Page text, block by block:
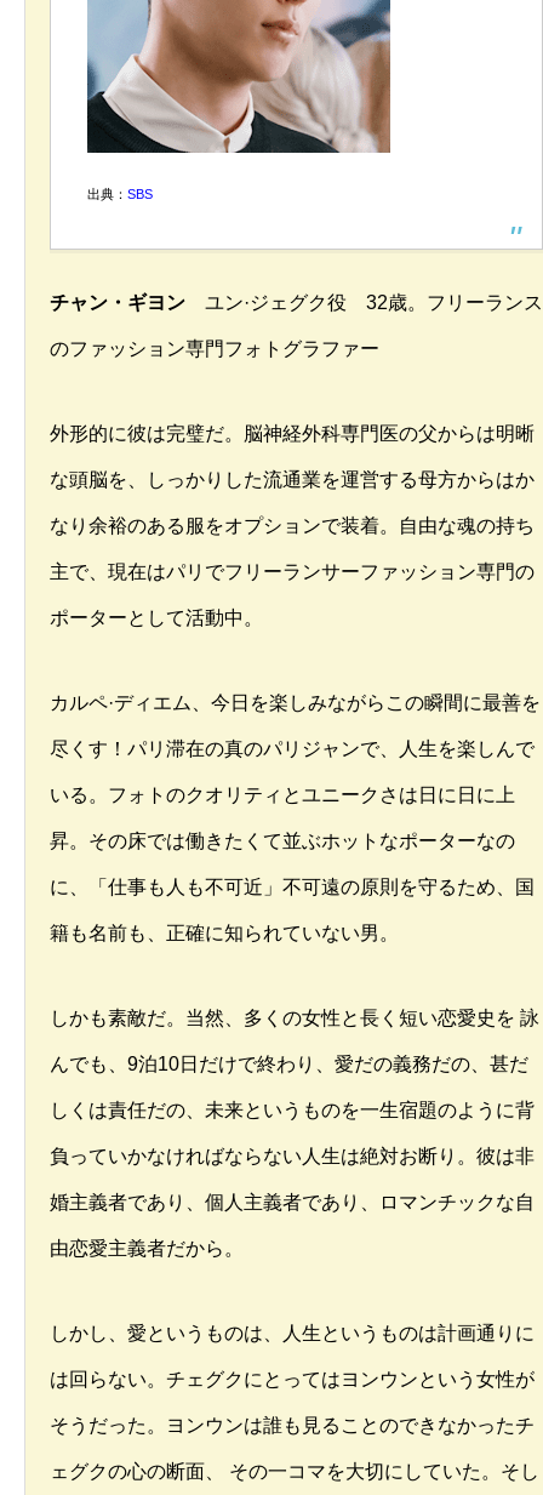
出典： SBS
チャン・ギヨン ユン·ジェグク役 32歳。フリーランス
のファッション専門フォトグラファー
外形的に彼は完璧だ。脳神経外科専門医の父からは明晰
な頭脳を、しっかりした流通業を運営する母方からはか
なり余裕のある服をオプションで装着。自由な魂の持ち
主で、現在はパリでフリーランサーファッション専門の
ポーターとして活動中。
カルペ·ディエム、今日を楽しみながらこの瞬間に最善を
尽くす！パリ滞在の真のパリジャンで、人生を楽しんで
いる。フォトのクオリティとユニークさは日に日に上
昇。その床では働きたくて並ぶホットなポーターなの
に、「仕事も人も不可近」不可遠の原則を守るため、国
籍も名前も、正確に知られていない男。
しかも素敵だ。当然、多くの女性と長く短い恋愛史を 詠
んでも、9泊10日だけで終わり、愛だの義務だの、甚だ
しくは責任だの、未来というものを一生宿題のように背
負っていかなければならない人生は絶対お断り。彼は非
婚主義者であり、個人主義者であり、ロマンチックな自
由恋愛主義者だから。
しかし、愛というものは、人生というものは計画通りに
は回らない。チェグクにとってはヨンウンという女性が
そうだった。ヨンウンは誰も見ることのできなかったチ
ェグクの心の断面、 その一コマを大切にしていた。そし